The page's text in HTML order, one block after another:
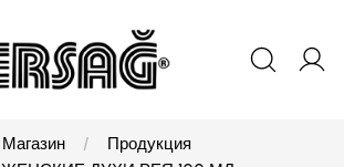
Магазин
Продукция